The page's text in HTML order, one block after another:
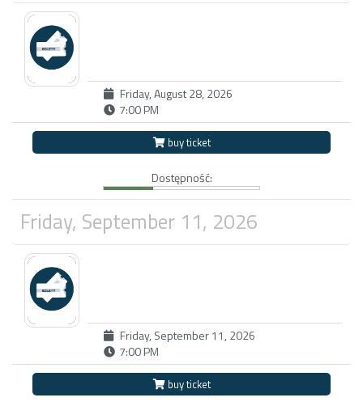
Friday, August 28, 2026
7:00 PM
buy ticket
Dostępność:
Friday, September 11, 2026
Friday, September 11, 2026
7:00 PM
buy ticket